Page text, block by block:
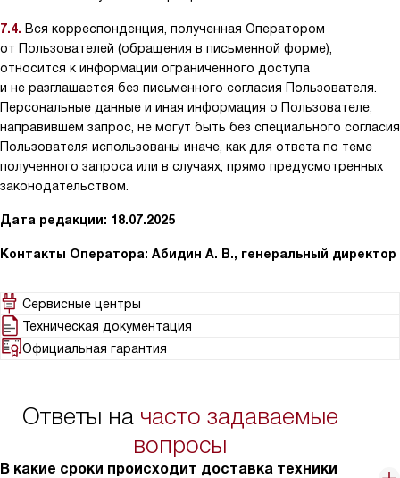
7.4. Вся корреспонденция, полученная Оператором
от Пользователей (обращения в письменной форме),
относится к информации ограниченного доступа
и не разглашается без письменного согласия Пользователя.
Персональные данные и иная информация о Пользователе,
направившем запрос, не могут быть без специального согласия
Пользователя использованы иначе, как для ответа по теме
полученного запроса или в случаях, прямо предусмотренных
законодательством.
Дата редакции: 18.07.2025
Контакты Оператора: Абидин А. В., генеральный директор
Сервисные центры
Техническая документация
Официальная гарантия
Ответы на часто задаваемые
вопросы
В какие сроки происходит доставка техники